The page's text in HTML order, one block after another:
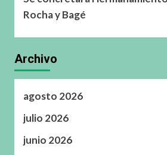
Rocha y Bagé
Archivo
agosto 2026
julio 2026
junio 2026